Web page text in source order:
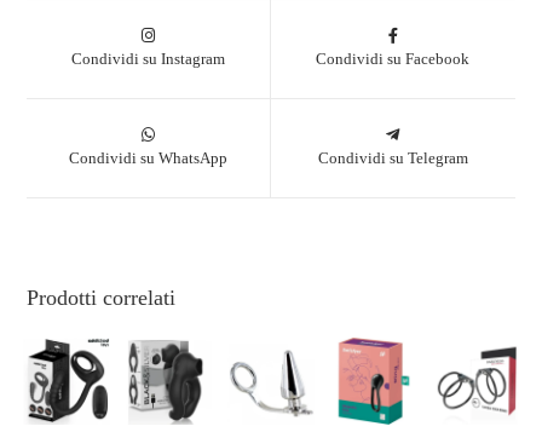
Condividi su Instagram Condividi su Facebook
Condividi su WhatsApp Condividi su Telegram
Prodotti correlati